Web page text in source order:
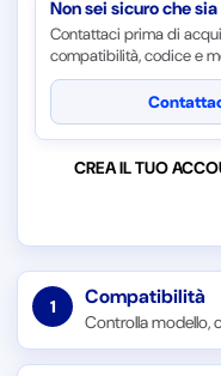
Non sei sicuro che
Contattaci prima di
compatibilità, codice e
CREA IL TUO
1 Compatibilità
Controlla modello,